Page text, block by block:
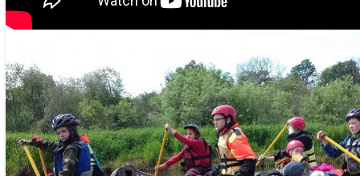
СТРЕЛКОВА ИРИНА БОРИСОВНА